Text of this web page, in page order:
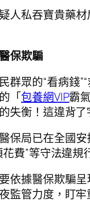
人私吞寶貴藥
保欺騙
群眾的“看病錢
「包養網VIP霸
失衡！這違背
保局已在全國
費”等守法違
依據醫保欺騙
監管力度，盯